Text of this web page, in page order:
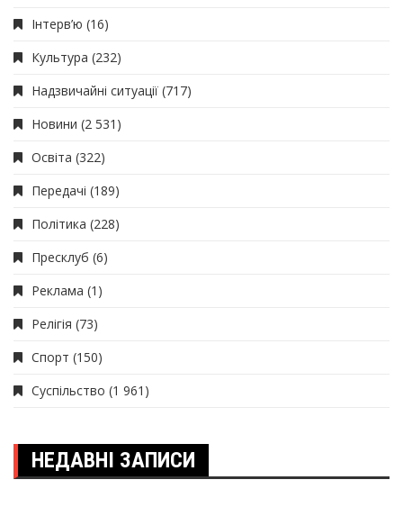
Інтерв’ю (16)
Культура (232)
Надзвичайні ситуації (717)
Новини (2 531)
Освіта (322)
Передачі (189)
Політика (228)
Пресклуб (6)
Реклама (1)
Релігія (73)
Спорт (150)
Суспільство (1 961)
НЕДАВНІ ЗАПИСИ